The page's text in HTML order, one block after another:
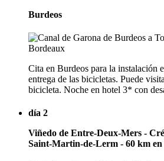
Burdeos
Cita en Burdeos para la instalación
entrega de las bicicletas. Puede
bicicleta. Noche en hotel 3* con
día 2
Viñedo de Entre-Deux-Mers -
Saint-Martin-de-Lerm - 60 km en